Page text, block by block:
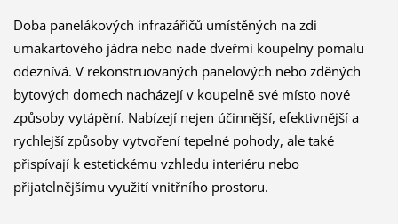
Doba panelákových infrazářičů umístěných na zdi
umakartového jádra nebo nade dveřmi koupelny pomalu
odeznívá. V rekonstruovaných panelových nebo zděných
bytových domech nacházejí v koupelně své místo nové
způsoby vytápění. Nabízejí nejen účinnější, efektivnější a
rychlejší způsoby vytvoření tepelné pohody, ale také
přispívají k estetickému vzhledu interiéru nebo
přijatelnějšímu využití vnitřního prostoru.